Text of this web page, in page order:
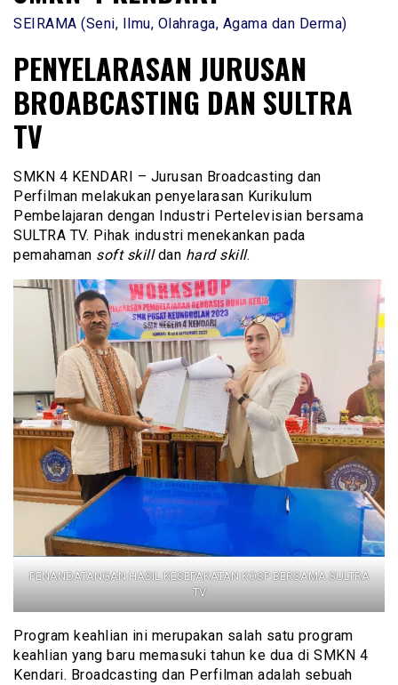
SEIRAMA (Seni, Ilmu, Olahraga, Agama dan Derma)
PENYELARASAN JURUSAN
BROABCASTING DAN SULTRA
TV
SMKN 4 KENDARI – Jurusan Broadcasting dan
Perfilman melakukan penyelarasan Kurikulum
Pembelajaran dengan Industri Pertelevisian bersama
SULTRA TV. Pihak industri menekankan pada
pemahaman soft skilldan hard skill.
PENANDATANGAN HASIL KESEPAKATAN KOSP BERSAMA SULTRA
TV
Program keahlian ini merupakan salah satu program
keahlian yang baru memasuki tahun ke dua di SMKN 4
Kendari. Broadcasting dan Perfilman adalah sebuah